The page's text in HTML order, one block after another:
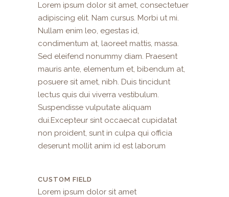
Lorem ipsum dolor sit amet, consectetuer
adipiscing elit. Nam cursus. Morbi ut mi.
Nullam enim leo, egestas id,
condimentum at, laoreet mattis, massa.
Sed eleifend nonummy diam. Praesent
mauris ante, elementum et, bibendum at,
posuere sit amet, nibh. Duis tincidunt
lectus quis dui viverra vestibulum.
Suspendisse vulputate aliquam
dui.Excepteur sint occaecat cupidatat
non proident, sunt in culpa qui officia
deserunt mollit anim id est laborum
CUSTOM FIELD
Lorem ipsum dolor sit amet